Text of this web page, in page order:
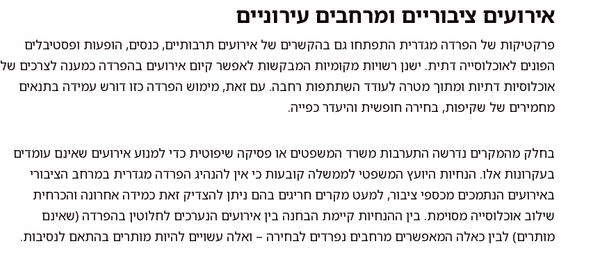
אירועים ציבוריים ומרחבים עירוניים
פרקטיקות של הפרדה מגדרית התפתחו גם בהקשרים של אירועים תרבותיים, כנסים, הופעות ופסטיבלים
הפונים לאוכלוסייה דתית. ישנן רשויות מקומיות המבקשות לאפשר קיום אירועים בהפרדה כמענה לצרכים של
אוכלוסיות דתיות ומתוך מטרה לעודד השתתפות רחבה. עם זאת, מימוש הפרדה כזו דורש עמידה בתנאים
מחמירים של שקיפות, בחירה חופשית והיעדר כפייה.
בחלק מהמקרים נדרשה התערבות משרד המשפטים או פסיקה שיפוטית כדי למנוע אירועים שאינם עומדים
בעקרונות אלו. הנחיות היועץ המשפטי לממשלה קובעות כי אין להנהיג הפרדה מגדרית במרחב הציבורי
באירועים הנתמכים מכספי ציבור, למעט מקרים חריגים בהם ניתן להצדיק זאת כמידה אחרונה והכרחית
שילוב אוכלוסייה מסוימת. בין ההנחיות קיימת הבחנה בין אירועים הנערכים לחלוטין בהפרדה (שאינם
מותרים) לבין כאלה המאפשרים מרחבים נפרדים לבחירה – ואלה עשויים להיות מותרים בהתאם לנסיבות.